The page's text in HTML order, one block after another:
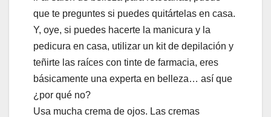
que te preguntes si puedes quitártelas en casa.
Y, oye, si puedes hacerte la manicura y la
pedicura en casa, utilizar un kit de depilación y
teñirte las raíces con tinte de farmacia, eres
básicamente una experta en belleza… así que
¿por qué no?
Usa mucha crema de ojos. Las cremas